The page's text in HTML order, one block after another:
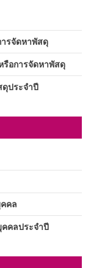
ารจัดหาพัสดุ
รือการจัดหาพัสดุ
ดุประจำปี
คล
คลประจำปี